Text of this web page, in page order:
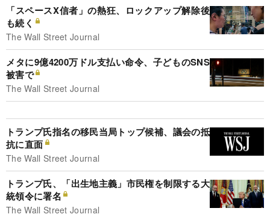
「スペースX信者」の熱狂、ロックアップ解除後
も続く
The Wall Street Journal
メタに9億4200万ドル支払い命令、子どものSNS
被害で
The Wall Street Journal
トランプ氏指名の移民当局トップ候補、議会の抵
抗に直面
The Wall Street Journal
トランプ氏、「出生地主義」市民権を制限する大
統領令に署名
The Wall Street Journal